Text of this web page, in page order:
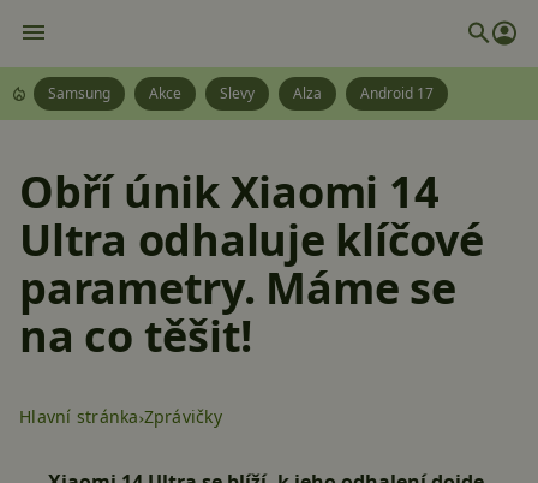
Samsung Akce Slevy Alza Android 17
Obří únik Xiaomi 14
Ultra odhaluje klíčové
parametry. Máme se
na co těšit!
Hlavní stránka Zprávičky